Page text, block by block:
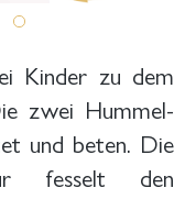
Kinder zu dem
zwei Hummel-
und beten. Die
fesselt den